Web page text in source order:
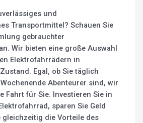
und
Transportmittel? Schauen Sie
gebrauchter
Wir bieten eine große Auswahl
Elektrofahrrädern in
Egal, ob Sie täglich
Abenteurer sind, wir
Fahrt für Sie. Investieren Sie in
sparen Sie Geld
gleichzeitig die Vorteile des